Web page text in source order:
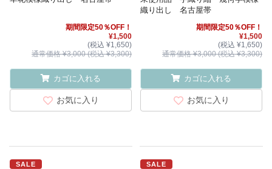
期間限定50％OFF！
¥1,500
(税込 ¥1,650)
通常価格 ¥3,000 (税込 ¥3,300)
カゴに入れる
お気に入り
織り出し 名古屋帯
期間限定50％OFF！
¥1,500
(税込 ¥1,650)
通常価格 ¥3,000 (税込 ¥3,300)
カゴに入れる
お気に入り
SALE SALE